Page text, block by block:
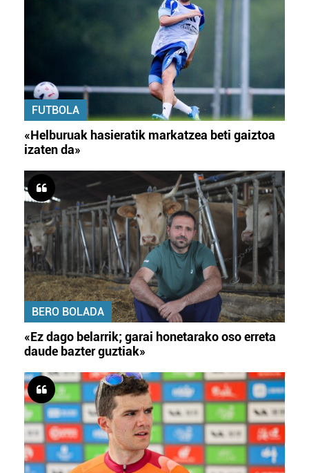
FUTBOLA
«Helburuak hasieratik markatzea beti gaiztoa
izaten da»
BERO BOLADA
«Ez dago belarrik; garai honetarako oso erreta
daude bazter guztiak»